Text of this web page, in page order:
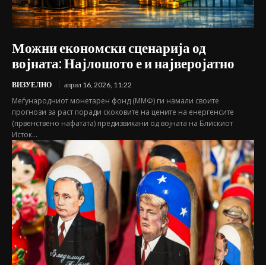
Можни економски сценарија од
војната: Најлошото е и најверојатно
ВИЗУЕЛНО април 16, 2026, 11:22
Меѓународниот монетарен фонд (ММФ) ги намали своите
прогнози за раст поради скоковите на цените на енергенсите
(првенствено нафатата) предизвикани од војната на Блискиот
Исток...